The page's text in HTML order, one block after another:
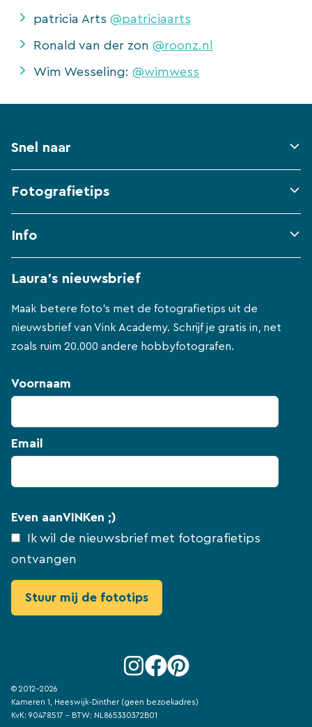
patricia Arts @patriciaarts
Ronald van der zon @roonz.nl
Wim Wesseling: @wimwess
Snel naar
Fotografietips
Info
Laura's nieuwsbrief
Maak betere foto's met de fotografietips uit de
nieuwsbrief van Vink Academy. Schrijf je gratis in, net
zoals ruim 20.000 andere hobbyfotografen.
Voornaam
Email
Even aanVINKen ;)
Ik wil de nieuwsbrief met fotografietips
ontvangen
© 2012-2026
Kameren 1, Heeswijk-Dinther (geen bezoekadres)
KvK: 90478517 - BTW: NL865330372B01